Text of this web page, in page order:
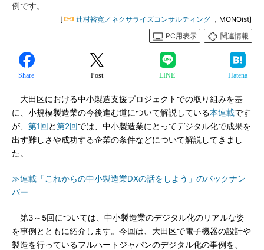
例です。
[ 辻村裕寛／ネクサライズコンサルティング ，MONOist]
PC用表示
関連情報
Share Post LINE Hatena
大田区における中小製造支援プロジェクトでの取り組みを基
に、小規模製造業の今後進む道について解説している本連載です
が、 第1回 と第2回では、中小製造業にとってデジタル化で成果を
出す難しさや成功する企業の条件などについて解説してきまし
た。
≫連載「これからの中小製造業DXの話をしよう」のバックナン
バー
第3～5回については、中小製造業のデジタル化のリアルな姿
を事例とともに紹介します。今回は、大田区で電子機器の設計や
製造を行っているフルハートジャパンのデジタル化の事例を、